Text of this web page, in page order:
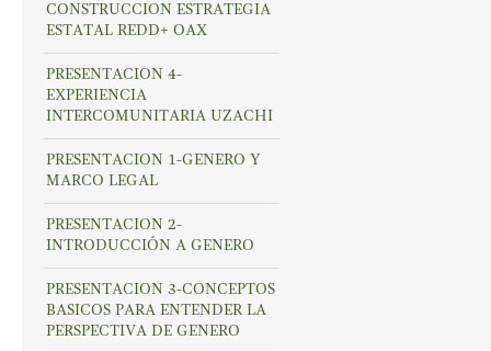
CONSTRUCCION ESTRATEGIA
ESTATAL REDD+ OAX
PRESENTACION 4-
EXPERIENCIA
INTERCOMUNITARIA UZACHI
PRESENTACION 1-GENERO Y
MARCO LEGAL
PRESENTACION 2-
INTRODUCCIÓN A GENERO
PRESENTACION 3-CONCEPTOS
BASICOS PARA ENTENDER LA
PERSPECTIVA DE GENERO